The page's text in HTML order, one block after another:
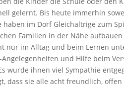
gelernt. Bis heute immerhin
haben im Dorf Gleichaltrige zum
Familien in der Nähe
nur im Alltag und beim Lernen
und Hilfe beim
wurde ihnen viel Sympathie
dass sie alle acht freundlich,